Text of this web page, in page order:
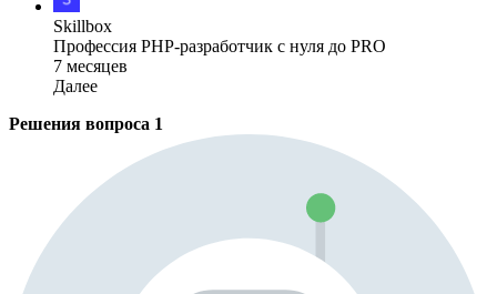
Skillbox
Профессия PHP-разработчик с нуля до PRO
7 месяцев
Далее
Решения вопроса 1